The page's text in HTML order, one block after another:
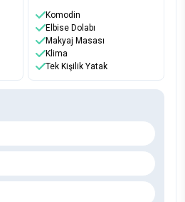
Komodin
Elbise Dolabı
Makyaj Masası
Klima
Tek Kişilik Yatak